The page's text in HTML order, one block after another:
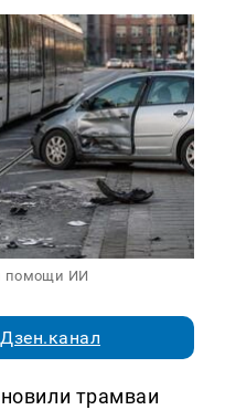
помощи ИИ
трамваи